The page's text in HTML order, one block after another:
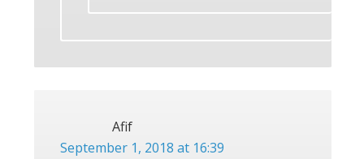
Afif
September 1, 2018 at 16:39